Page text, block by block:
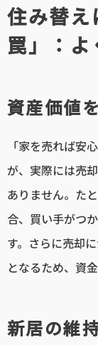
住み替え
罠」：
資産価値
「家を売れば安
が、実際には売
ありません。た
合、買い手がつ
す。さらに売却
となるため、資
新居の維